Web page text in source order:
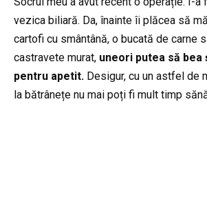
vezica biliară. Da, înainte îi plăcea să
cartofi cu smântână, o bucată de carne
castravete murat, uneori putea să bea
pentru apetit. Desigur, cu un astfel de
la bătrânețe nu mai poți fi mult timp